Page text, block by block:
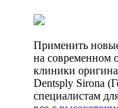
Применить
на современном
клиники
Dentsply Sirona
специалистам